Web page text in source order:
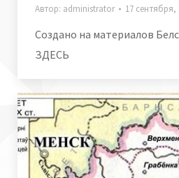
Автор: administrator 17 сентября,
Создано на материалов
ЗДЕСЬ